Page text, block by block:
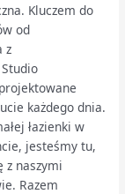
Kluczem do
od
z
każdego dnia.
łazienki w
jesteśmy tu,
z naszymi
Razem